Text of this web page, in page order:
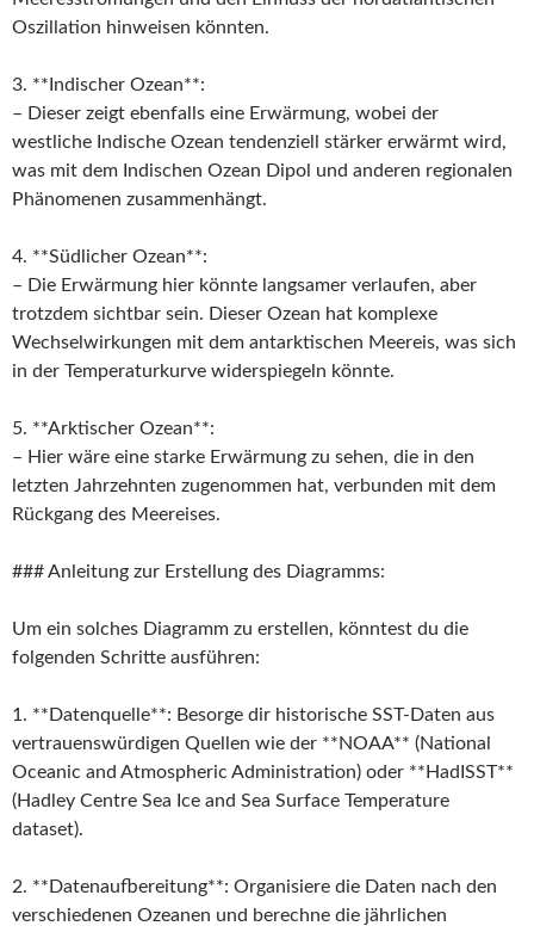
Oszillation hinweisen könnten.
3. **Indischer Ozean**:
– Dieser zeigt ebenfalls eine Erwärmung, wobei der
westliche Indische Ozean tendenziell stärker erwärmt wird,
was mit dem Indischen Ozean Dipol und anderen regionalen
Phänomenen zusammenhängt.
4. **Südlicher Ozean**:
– Die Erwärmung hier könnte langsamer verlaufen, aber
trotzdem sichtbar sein. Dieser Ozean hat komplexe
Wechselwirkungen mit dem antarktischen Meereis, was sich
in der Temperaturkurve widerspiegeln könnte.
5. **Arktischer Ozean**:
– Hier wäre eine starke Erwärmung zu sehen, die in den
letzten Jahrzehnten zugenommen hat, verbunden mit dem
Rückgang des Meereises.
### Anleitung zur Erstellung des Diagramms:
Um ein solches Diagramm zu erstellen, könntest du die
folgenden Schritte ausführen:
1. **Datenquelle**: Besorge dir historische SST-Daten aus
vertrauenswürdigen Quellen wie der **NOAA** (National
Oceanic and Atmospheric Administration) oder **HadISST**
(Hadley Centre Sea Ice and Sea Surface Temperature
dataset).
2. **Datenaufbereitung**: Organisiere die Daten nach den
verschiedenen Ozeanen und berechne die jährlichen